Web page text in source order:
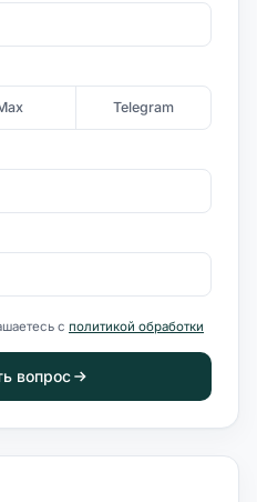
Telegram
с политикой обработки
вопрос